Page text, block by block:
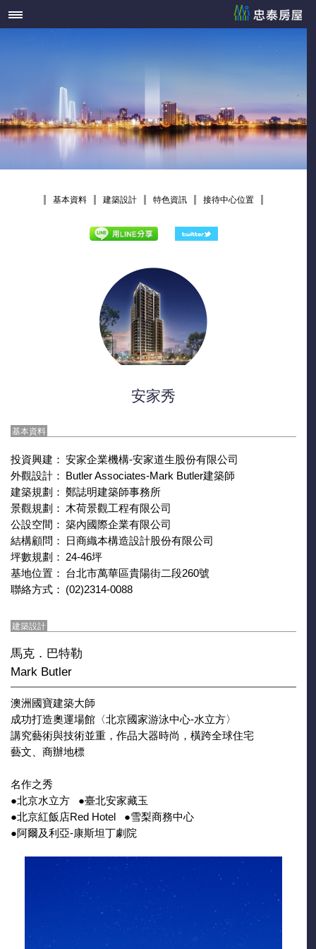
基本資料 建築設計 特色資訊 接待中心位置
安家秀
基本資料
投資興建： 安家企業機構-安家道生股份有限公司
外觀設計： Butler Associates-Mark Butler建築師
建築規劃： 鄭誌明建築師事務所
景觀規劃： 木荷景觀工程有限公司
公設空間： 築內國際企業有限公司
結構顧問：
日商織本構造設計股份有限公司
坪數規劃： 24-46坪
基地位置： 台北市萬華區貴陽街二段260號
聯絡方式： (02)2314-0088
建築設計
馬克．巴特勒
Mark Butler
澳洲國寶建築大師
成功打造奧運場館〈北京國家游泳中心-水立方〉
講究藝術與技術並重，作品大器時尚，橫跨全球住宅
藝文、商辦地標
名作之秀
●北京水立方 ●臺北安家藏玉
●北京紅飯店Red Hotel ●雪梨商務中心
●阿爾及利亞-康斯坦丁劇院